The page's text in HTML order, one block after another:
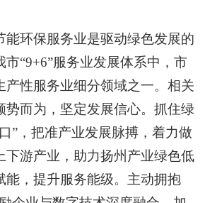
能环保服务业是驱动绿色发展的
市“9+6”服务业发展体系中，市
产性服务业细分领域之一。相关
势而为，坚定发展信心。抓住绿
”，把准产业发展脉搏，着力做
下游产业，助力扬州产业绿色低
能，提升服务能级。主动拥抱